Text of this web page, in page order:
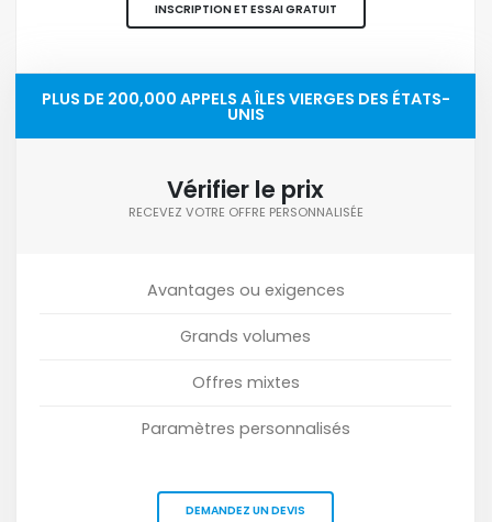
INSCRIPTION ET ESSAI GRATUIT
PLUS DE 200,000 APPELS A ÎLES VIERGES DES ÉTATS-
UNIS
Vérifier le prix
RECEVEZ VOTRE OFFRE PERSONNALISÉE
Avantages ou exigences
Grands volumes
Offres mixtes
Paramètres personnalisés
DEMANDEZ UN DEVIS